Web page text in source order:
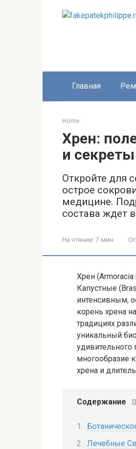
Главная
Home
Хрен:
и
Откройте для
острое
медицине.
состава ждет
На чтение: 7 мин
Хрен (Armoracia
Капустные
интенсивным,
корень хрена
традициях
уникальный
многообразие
хрена и
Содержание
Лечебные